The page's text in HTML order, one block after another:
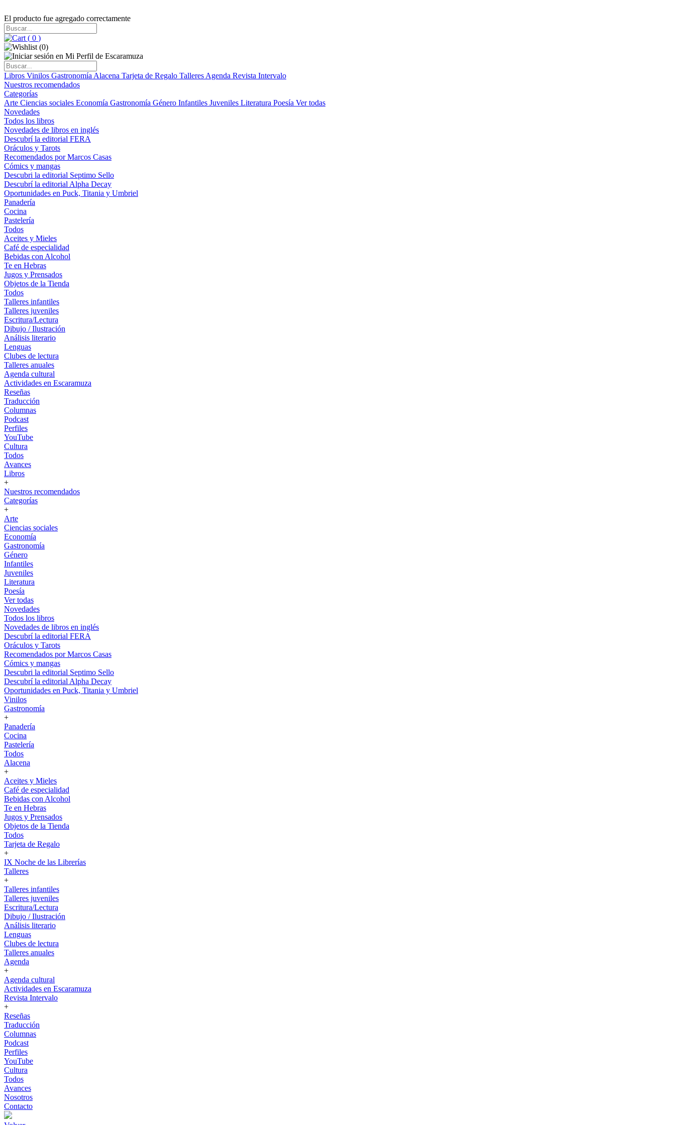
El producto fue agregado correctamente
( 0 )
(0)
Libros Vinilos Gastronomía Alacena Tarjeta de Regalo Talleres Agenda Revista Intervalo
Nuestros recomendados
Categorías
Arte Ciencias sociales Economía Gastronomía Género Infantiles Juveniles Literatura Poesía Ver todas
Novedades
Todos los libros
Novedades de libros en inglés
Descubrí la editorial FERA
Oráculos y Tarots
Recomendados por Marcos Casas
Cómics y mangas
Descubri la editorial Septimo Sello
Descubrí la editorial Alpha Decay
Oportunidades en Puck, Titania y Umbriel
Panadería
Cocina
Pastelería
Todos
Aceites y Mieles
Café de especialidad
Bebidas con Alcohol
Te en Hebras
Jugos y Prensados
Objetos de la Tienda
Todos
Talleres infantiles
Talleres juveniles
Escritura/Lectura
Dibujo / Ilustración
Análisis literario
Lenguas
Clubes de lectura
Talleres anuales
Agenda cultural
Actividades en Escaramuza
Reseñas
Traducción
Columnas
Podcast
Perfiles
YouTube
Cultura
Todos
Avances
Libros
+
Nuestros recomendados
Categorías
+
Arte
Ciencias sociales
Economía
Gastronomía
Género
Infantiles
Juveniles
Literatura
Poesía
Ver todas
Novedades
Todos los libros
Novedades de libros en inglés
Descubrí la editorial FERA
Oráculos y Tarots
Recomendados por Marcos Casas
Cómics y mangas
Descubri la editorial Septimo Sello
Descubrí la editorial Alpha Decay
Oportunidades en Puck, Titania y Umbriel
Vinilos
Gastronomía
+
Panadería
Cocina
Pastelería
Todos
Alacena
+
Aceites y Mieles
Café de especialidad
Bebidas con Alcohol
Te en Hebras
Jugos y Prensados
Objetos de la Tienda
Todos
Tarjeta de Regalo
+
IX Noche de las Librerías
Talleres
+
Talleres infantiles
Talleres juveniles
Escritura/Lectura
Dibujo / Ilustración
Análisis literario
Lenguas
Clubes de lectura
Talleres anuales
Agenda
+
Agenda cultural
Actividades en Escaramuza
Revista Intervalo
+
Reseñas
Traducción
Columnas
Podcast
Perfiles
YouTube
Cultura
Todos
Avances
Nosotros
Contacto